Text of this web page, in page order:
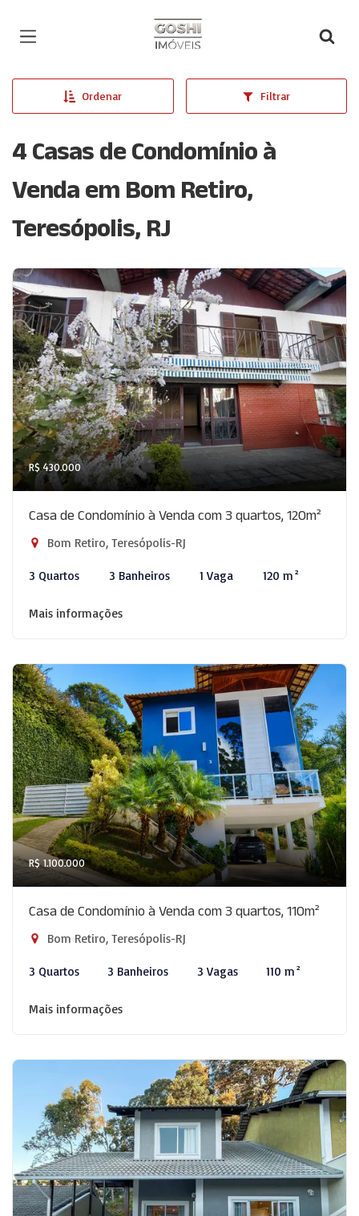
Página inicial
Ordenar Filtrar
4 Casas de Condomínio à
Venda em Bom Retiro,
Teresópolis, RJ
R$ 430.000
Casa de Condomínio à Venda com 3 quartos, 120m²
Bom Retiro, Teresópolis-RJ
3 Quartos 3 Banheiros 1 Vaga 120 m²
Mais informações
R$ 1.100.000
Casa de Condomínio à Venda com 3 quartos, 110m²
Bom Retiro, Teresópolis-RJ
3 Quartos 3 Banheiros 3 Vagas 110 m²
Mais informações